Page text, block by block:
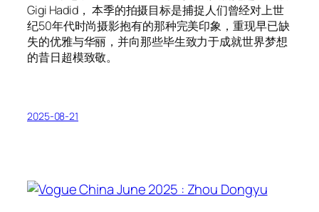
Gigi Hadid， 本季的拍摄目标是捕捉人们曾经对上世
纪50年代时尚摄影抱有的那种完美印象，重现早已缺
失的优雅与华丽，并向那些毕生致力于成就世界梦想
的昔日超模致敬。
2025-08-21